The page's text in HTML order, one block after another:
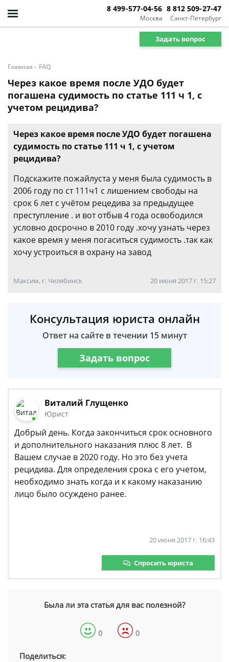
Москва
8 499-577-04-56
Санкт-Петербург
8 812 509-27-47
Задать вопрос
Главная - FAQ
Через какое время после УДО будет
погашена судимость по статье 111 ч 1, с
учетом рецидива?
Через какое время после УДО будет погашена
судимость по статье 111 ч 1, с учетом
рецидива?
Подскажите пожайлуста у меня была судимость в
2006 году по ст 111ч1 с лишением свободы на
срок 6 лет с учётом рецедива за предыдущее
преступление . и вот отбыв 4 года освободился
условно досрочно в 2010 году .хочу узнать через
какое время у меня погаситься судимость .так как
хочу устроиться в охрану на завод
Максим, г. Челябинск 20 июня 2017 г. 15:27
Консультация юриста онлайн
Ответ на сайте в течении 15 минут
Задать вопрос
Виталий Глущенко
Юрист
Добрый день. Когда закончиться срок основного
и дополнительного наказания плюс 8 лет. В
Вашем случае в 2020 году. Но это без учета
рецидива. Для определения срока с его учетом,
необходимо знать когда и к какому наказанию
лицо было осуждено ранее.
20 июня 2017 г. 16:43
Спросить юриста
Была ли эта статья для вас полезной?
0 0
Поделиться: